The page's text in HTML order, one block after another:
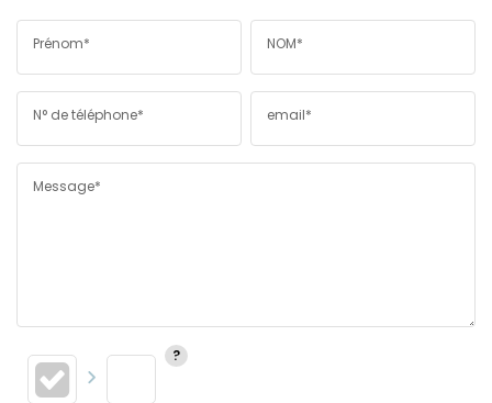
Prénom* NOM*
N° de téléphone* email*
Message*